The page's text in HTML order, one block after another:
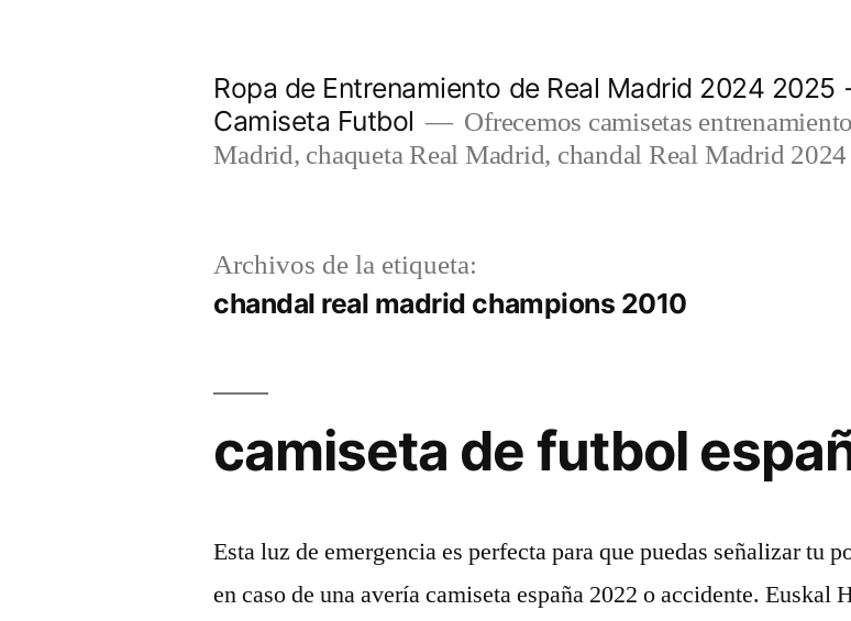
Ropa de Entrenamiento de Real Madrid 2024
Camiseta Futbol
Ofrecemos camisetas
Madrid, chaqueta Real Madrid, chandal Real Madrid
Archivos de la etiqueta:
chandal real madrid champions 2010
camiseta de futbol
Esta luz de emergencia es perfecta para que puedas señalizar tu
en caso de una avería camiseta españa 2022 o accidente. Euskal